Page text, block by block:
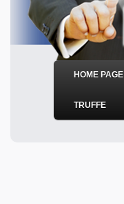
HOME PAGE
TRUFFE